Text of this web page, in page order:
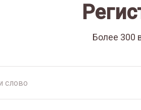
Более 300